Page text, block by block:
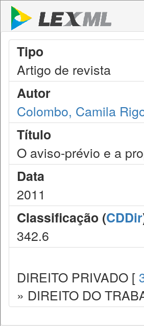
Tipo
Artigo de revista
Autor
Colombo, Camila
Título
O aviso-prévio e a
Data
2011
Classificação (CDDir
342.6
DIREITO PRIVADO [
» DIREITO DO